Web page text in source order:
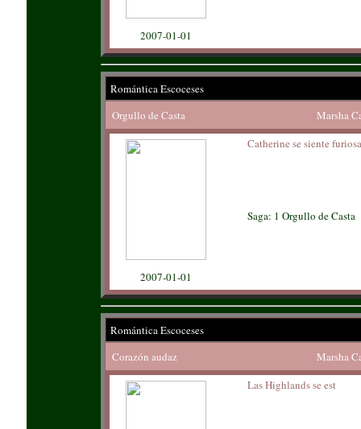
2007-01-01
Romántica Escoceses
Orgullo de Casta
Marsha
2007-01-01
Catherine se siente
Saga: 1 Orgullo de Casta
Romántica Escoceses
Corazón audaz
Marsha
Las Highlands se est